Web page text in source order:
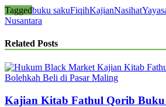
Taggedbuku sakuFiqihKajianNasihat
Nusantara
Related Posts
Kajian Kitab Fathul Qorib Buku